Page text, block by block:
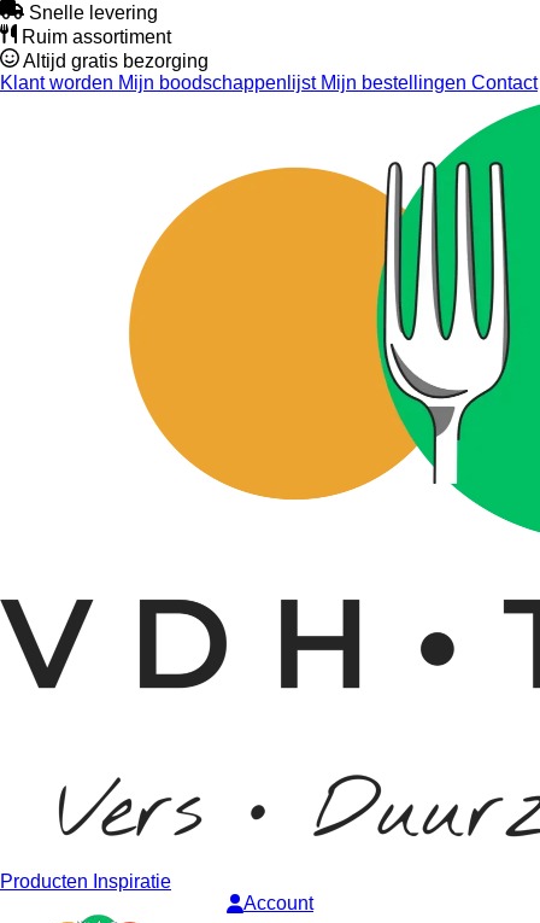
Snelle levering
Ruim assortiment
Altijd gratis bezorging
Klant worden Mijn boodschappenlijstMijn bestellingen Contact
Producten Inspiratie
Account